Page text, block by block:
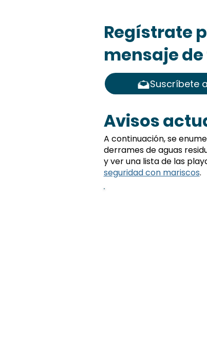
Regístrate
mensaje
Suscríbete
Avisos
A continuación, se
derrames de aguas
y ver una lista de las
seguridad con mariscos.